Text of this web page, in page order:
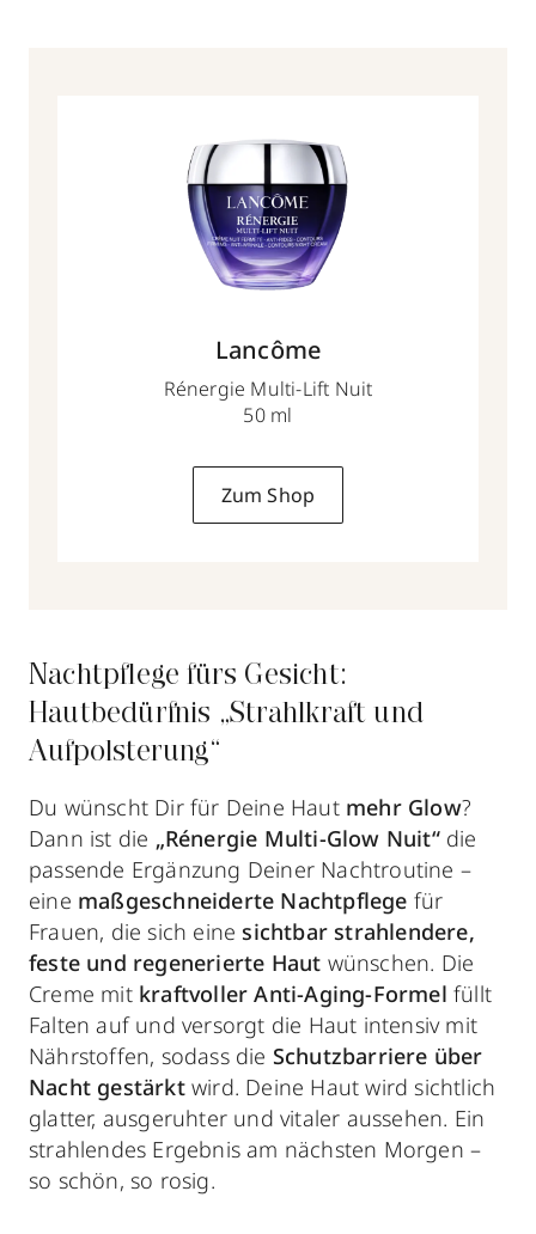
Lancôme
Rénergie Multi-Lift Nuit
50 ml
Zum Shop
Nachtpflege fürs Gesicht:
Hautbedürfnis „Strahlkraft und
Aufpolsterung“
Du wünscht Dir für Deine Haut mehr Glow?
Dann ist die „Rénergie Multi-Glow Nuit“die
passende Ergänzung Deiner Nachtroutine –
eine maßgeschneiderte Nachtpflege für
Frauen, die sich eine sichtbar strahlendere,
feste und regenerierte Haut wünschen. Die
Creme mit kraftvoller Anti-Aging-Formel füllt
Falten auf und versorgt die Haut intensiv mit
Nährstoffen, sodass die Schutzbarriere über
Nacht gestärkt wird. Deine Haut wird sichtlich
glatter, ausgeruhter und vitaler aussehen. Ein
strahlendes Ergebnis am nächsten Morgen –
so schön, so rosig.